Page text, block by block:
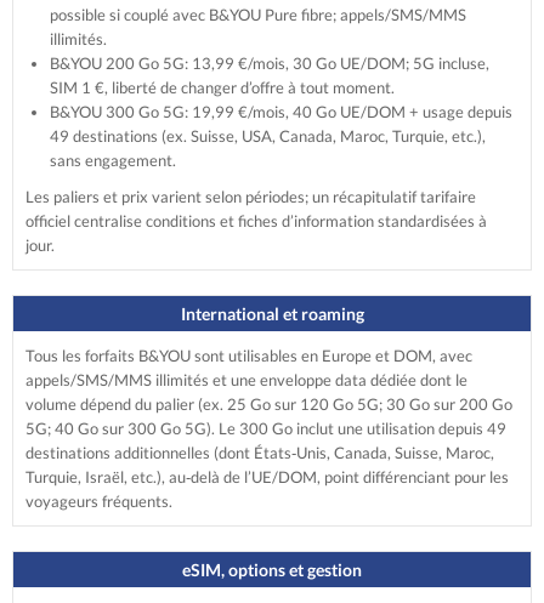
possible si couplé avec B&YOU Pure fibre; appels/SMS/MMS
illimités.
B&YOU 200 Go 5G: 13,99 €/mois, 30 Go UE/DOM; 5G incluse,
SIM 1 €, liberté de changer d’offre à tout moment.
B&YOU 300 Go 5G: 19,99 €/mois, 40 Go UE/DOM + usage depuis
49 destinations (ex. Suisse, USA, Canada, Maroc, Turquie, etc.),
sans engagement.
Les paliers et prix varient selon périodes; un récapitulatif tarifaire
officiel centralise conditions et fiches d’information standardisées à
jour.
International et roaming
Tous les forfaits B&YOU sont utilisables en Europe et DOM, avec
appels/SMS/MMS illimités et une enveloppe data dédiée dont le
volume dépend du palier (ex. 25 Go sur 120 Go 5G; 30 Go sur 200 Go
5G; 40 Go sur 300 Go 5G). Le 300 Go inclut une utilisation depuis 49
destinations additionnelles (dont États‑Unis, Canada, Suisse, Maroc,
Turquie, Israël, etc.), au‑delà de l’UE/DOM, point différenciant pour les
voyageurs fréquents.
eSIM, options et gestion